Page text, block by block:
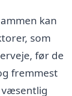
kan
som
før de
fremmest
væsentlig